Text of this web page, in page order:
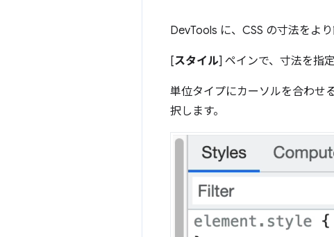
DevTools に、CSS の寸法をよ
[スタイル] ペインで、寸法を指
単位タイプにカーソルを合わせ
択します。